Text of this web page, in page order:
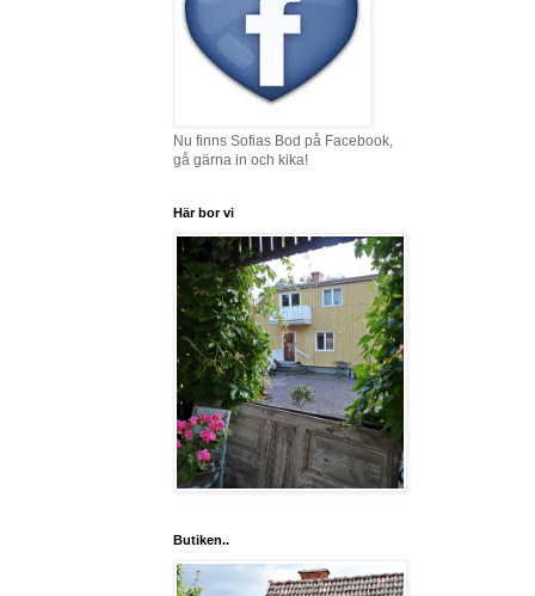
Nu finns Sofias Bod på Facebook,
gå gärna in och kika!
Här bor vi
Butiken..